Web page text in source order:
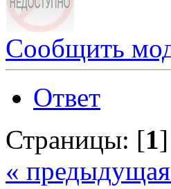
Сообщить
Ответ
Страницы: [1
«